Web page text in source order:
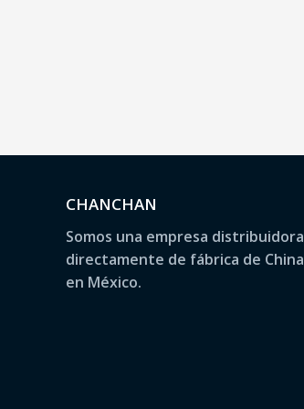
CHANCHAN
Somos una empresa distribuidora
directamente de fábrica de China
en México.